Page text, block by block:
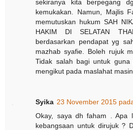
sekiranya kita berpegang
kemukakan. Namun, Majlis
memutuskan hukum SAH
HAKIM DI SELATAN
berdasarkan pendapat yg
mazhab syafie. Boleh rujuk
Tidak salah bagi untuk guna
mengikut pada maslahat
Syika 23 November 2015
Okay, saya dh faham . Apa
kebangsaan untuk dirujuk ?